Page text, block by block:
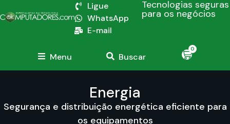
Ligue
WhatsApp
E-mail
Tecnologias seguras
para os negócios
Menu Buscar
0
Energia
Segurança e distribuição energética eficiente para
os equipamentos